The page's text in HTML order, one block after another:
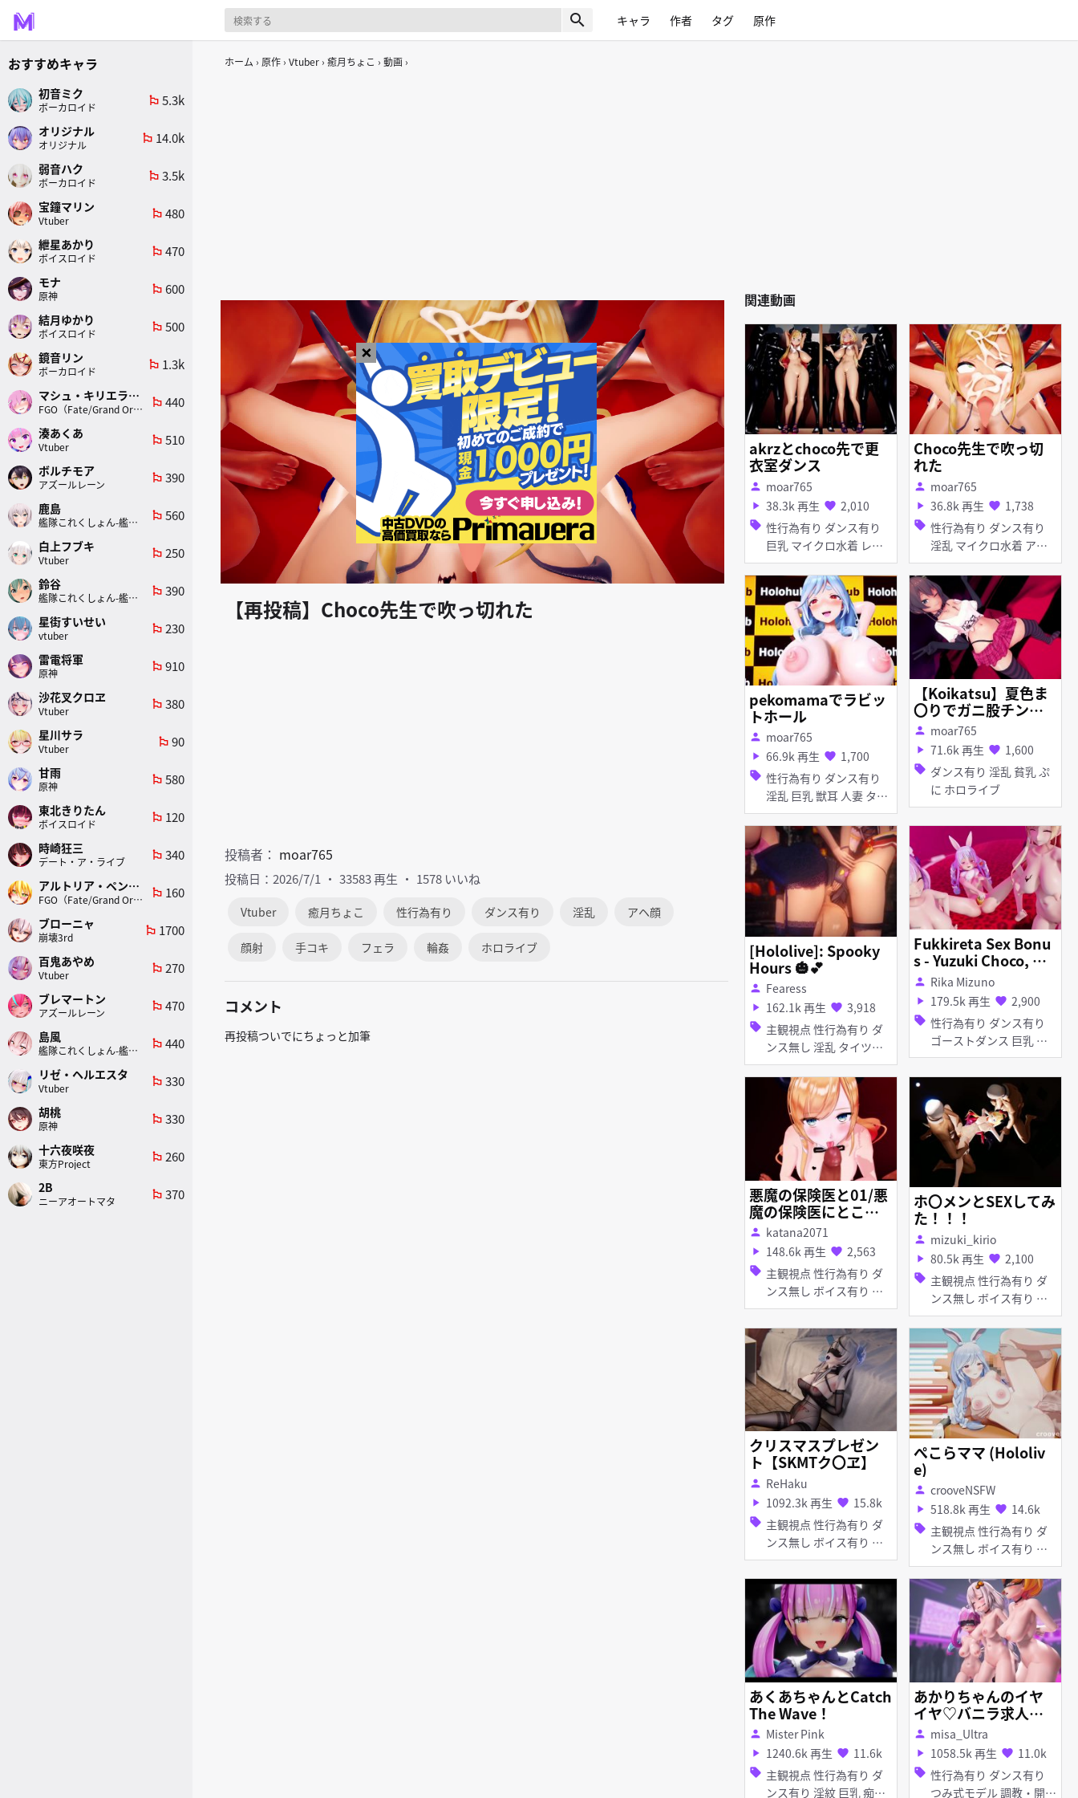
search キャラ 作者 タグ 原作
ホーム 原作 Vtuber 癒月ちょこ 動画
play_arrow
×
【再投稿】Choco先生で吹っ切れた
投稿者： moar765
投稿日：2026/7/1 33583 再生 1578 いいね
Vtuber 癒月ちょこ 性行為有り ダンス有り 淫乱 アヘ顔
顔射 手コキ フェラ 輪姦 ホロライブ
コメント
再投稿ついでにちょっと加筆
関連動画
akrzとchoco先で更
衣室ダンス
person moar765
play_arrow 38.3k 再生 favorite 2,010
sell 性行為有り ダンス有り
巨乳 マイクロ水着 レオ
タード 顔射 羞恥 手コキ
輪姦 ホロライブ
Choco先生で吹っ切
れた
person moar765
play_arrow 36.8k 再生 favorite 1,738
sell 性行為有り ダンス有り
淫乱 マイクロ水着 アヘ
顔 顔射 手コキ 輪姦 ホロ
ライブ
pekomamaでラビッ
トホール
person moar765
play_arrow 66.9k 再生 favorite 1,700
sell 性行為有り ダンス有り
淫乱 巨乳 獣耳 人妻 タイ
ツ・ストッキング ホロラ
イブ
【Koikatsu】夏色ま
〇りでガニ股チン媚
び挑発ダンス【コイ
カツ】
person moar765
play_arrow 71.6k 再生 favorite 1,600
sell ダンス有り 淫乱 貧乳 ぷ
に ホロライブ
[Hololive]: Spooky
Hours 🎃💕
person Fearess
play_arrow 162.1k 再生 favorite 3,918
sell 主観視点 性行為有り ダ
ンス無し 淫乱 タイツ・
ストッキング イラマチオ
手コキ フェラ 乱交 ホロ
ライブ ボイス有り
Fukkireta Sex Bonu
s - Yuzuki Choco, Mi
nato Aqua, Usada P
ekora ? ? ⚓
person Rika Mizuno
play_arrow 179.5k 再生 favorite 2,900
sell 性行為有り ダンス有り
ゴーストダンス 巨乳 デ
ィルド オナニー
悪魔の保険医と01/悪
魔の保険医にとこと
ん搾精されるだけ(完
成版）
person katana2071
play_arrow 148.6k 再生 favorite 2,563
sell 主観視点 性行為有り ダ
ンス無し ボイス有り 顔
射 手コキ フェラ
ホ〇メンとSEXしてみ
た！！！
person mizuki_kirio
play_arrow 80.5k 再生 favorite 2,100
sell 主観視点 性行為有り ダ
ンス無し ボイス有り 淫
乱 獣耳 ぷに しっぽ アヘ
顔 お漏らし・潮吹き ホ
ロライブ
クリスマスプレゼン
ト【SKMTク〇ヱ】
person ReHaku
play_arrow 1092.3k 再生 favorite 15.8k
sell 主観視点 性行為有り ダ
ンス無し ボイス有り 調
教・開発 淫乱 淫紋 巨乳
首輪・鎖・拘束具 コスプ
レ 制服 タイツ・ストッ
キング アヘ顔 イラマチ
オ 拘束 フェラ ホロライ
ブ
ぺこらママ (Hololiv
e)
person crooveNSFW
play_arrow 518.8k 再生 favorite 14.6k
sell 主観視点 性行為有り ダ
ンス無し ボイス有り 生
放送 獣耳 人妻 ホロライ
ブ
あくあちゃんとCatch
The Wave！
person Mister Pink
play_arrow 1240.6k 再生 favorite 11.6k
sell 主観視点 性行為有り ダ
ンス有り 淫紋 巨乳 痴
あかりちゃんのイヤ
イヤ♡バニラ求人ダ
ンス
person misa_Ultra
play_arrow 1058.5k 再生 favorite 11.0k
sell 性行為有り ダンス有り
つみ式モデル 調教・開発
おすすめキャラ
初音ミク
ボーカロイド
emoji_flags 5.3k
オリジナル
オリジナル
emoji_flags 14.0k
弱音ハク
ボーカロイド
emoji_flags 3.5k
宝鐘マリン
Vtuber
emoji_flags 480
紲星あかり
ボイスロイド
emoji_flags 470
モナ
原神
emoji_flags 600
結月ゆかり
ボイスロイド
emoji_flags 500
鏡音リン
ボーカロイド
emoji_flags 1.3k
マシュ・キリエライト
FGO（Fate/Grand Order）
emoji_flags 440
湊あくあ
Vtuber
emoji_flags 510
ボルチモア
アズールレーン
emoji_flags 390
鹿島
艦隊これくしょん-艦これ-
emoji_flags 560
白上フブキ
Vtuber
emoji_flags 250
鈴谷
艦隊これくしょん-艦これ-
emoji_flags 390
星街すいせい
vtuber
emoji_flags 230
雷電将軍
原神
emoji_flags 910
沙花叉クロヱ
Vtuber
emoji_flags 380
星川サラ
Vtuber
emoji_flags 90
甘雨
原神
emoji_flags 580
東北きりたん
ボイスロイド
emoji_flags 120
時崎狂三
デート・ア・ライブ
emoji_flags 340
アルトリア・ペンドラゴン(ランサー)
FGO（Fate/Grand Order）
emoji_flags 160
ブローニャ
崩壊3rd
emoji_flags 1700
百鬼あやめ
Vtuber
emoji_flags 270
ブレマートン
アズールレーン
emoji_flags 470
島風
艦隊これくしょん-艦これ-
emoji_flags 440
リゼ・ヘルエスタ
Vtuber
emoji_flags 330
胡桃
原神
emoji_flags 330
十六夜咲夜
東方Project
emoji_flags 260
2B
ニーアオートマタ
emoji_flags 370